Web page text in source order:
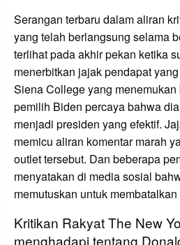
Serangan terbaru dalam aliran
yang telah berlangsung selama
terlihat pada akhir pekan ketika
menerbitkan jajak pendapat
Siena College yang
pemilih Biden percaya bahwa
menjadi presiden yang efektif.
memicu aliran komentar marah
outlet tersebut. Dan beberapa
menyatakan di media sosial
memutuskan untuk
Kritikan Rakyat The New
menghadapi tentang